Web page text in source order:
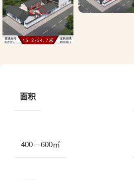
面积
400 – 600㎡